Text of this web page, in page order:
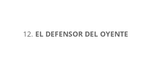
EL DEFENSOR DEL OYENTE